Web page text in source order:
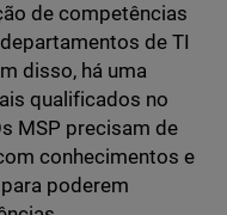
de competências
de TI
disso, há uma
qualificados no
MSP precisam de
conhecimentos e
poderem